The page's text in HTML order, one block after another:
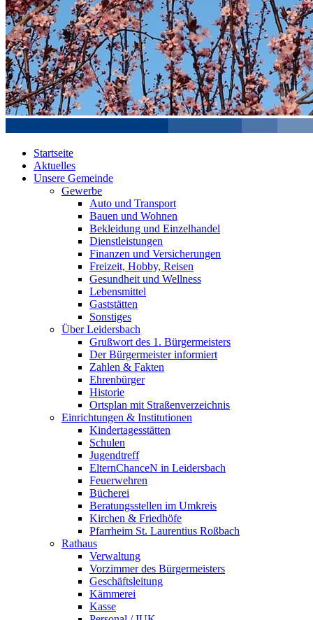
Startseite
Aktuelles
Unsere Gemeinde
Gewerbe
Auto und Transport
Bauen und Wohnen
Bekleidung und Einzelhandel
Dienstleistungen
Finanzen und Versicherungen
Freizeit, Hobby, Reisen
Gesundheit und Wellness
Lebensmittel
Gaststätten
Sonstiges
Über Leidersbach
Grußwort des 1. Bürgermeisters
Der Bürgermeister informiert
Zahlen & Fakten
Ehrenbürger
Historie
Ortsplan mit Straßenverzeichnis
Einrichtungen & Institutionen
Kindertagesstätten
Schulen
Jugendtreff
ElternChanceN in Leidersbach
Feuerwehren
Bücherei
Beratungsstellen im Umkreis
Kirchen & Friedhöfe
Pfarrheim St. Laurentius Roßbach
Rathaus
Verwaltung
Vorzimmer des Bürgermeisters
Geschäftsleitung
Kämmerei
Kasse